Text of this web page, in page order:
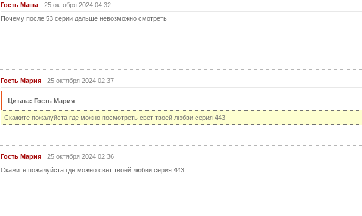
44
45
47
Гость Маша
25 октября 2024 04:32
Почему после 53 серии дальше невозможно смотреть
Гость Мария 25 октября 2024 02:37
Цитата: Гость Мария
Скажите пожалуйста где можно посмотреть свет твоей любви серия 443
Гость Мария
25 октября 2024 02:36
Скажите пожалуйста где можно свет твоей любви серия 443